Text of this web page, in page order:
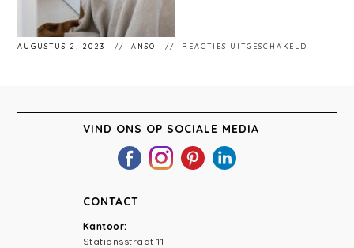
AUGUSTUS 2, 2023 ANSO REACTIES UITGESCHAKELD
VIND ONS OP SOCIALE MEDIA
CONTACT
Kantoor:
Stationsstraat 11